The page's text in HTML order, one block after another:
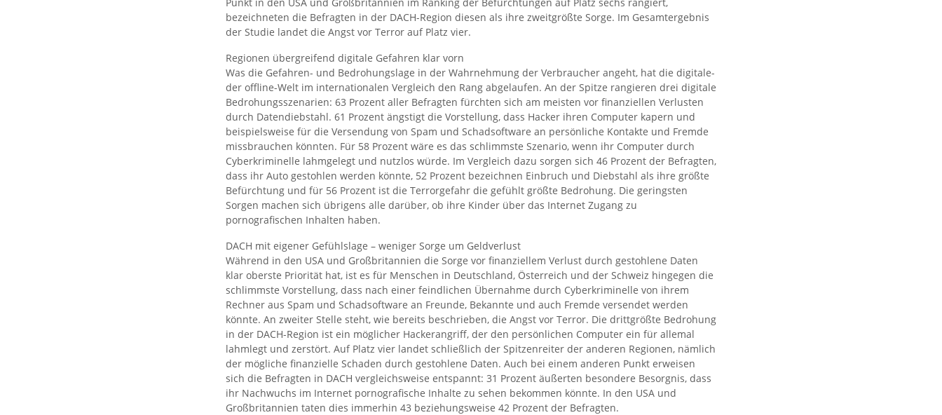
bezeichneten die Befragten in der DACH-Region diesen als ihre zweitgrößte Sorge. Im Gesamtergebnis
der Studie landet die Angst vor Terror auf Platz vier.
Regionen übergreifend digitale Gefahren klar vorn
Was die Gefahren- und Bedrohungslage in der Wahrnehmung der Verbraucher angeht, hat die digitale-
der offline-Welt im internationalen Vergleich den Rang abgelaufen. An der Spitze rangieren drei digitale
Bedrohungsszenarien: 63 Prozent aller Befragten fürchten sich am meisten vor finanziellen Verlusten
durch Datendiebstahl. 61 Prozent ängstigt die Vorstellung, dass Hacker ihren Computer kapern und
beispielsweise für die Versendung von Spam und Schadsoftware an persönliche Kontakte und Fremde
missbrauchen könnten. Für 58 Prozent wäre es das schlimmste Szenario, wenn ihr Computer durch
Cyberkriminelle lahmgelegt und nutzlos würde. Im Vergleich dazu sorgen sich 46 Prozent der Befragten,
dass ihr Auto gestohlen werden könnte, 52 Prozent bezeichnen Einbruch und Diebstahl als ihre größte
Befürchtung und für 56 Prozent ist die Terrorgefahr die gefühlt größte Bedrohung. Die geringsten
Sorgen machen sich übrigens alle darüber, ob ihre Kinder über das Internet Zugang zu
pornografischen Inhalten haben.
DACH mit eigener Gefühlslage – weniger Sorge um Geldverlust
Während in den USA und Großbritannien die Sorge vor finanziellem Verlust durch gestohlene Daten
klar oberste Priorität hat, ist es für Menschen in Deutschland, Österreich und der Schweiz hingegen die
schlimmste Vorstellung, dass nach einer feindlichen Übernahme durch Cyberkriminelle von ihrem
Rechner aus Spam und Schadsoftware an Freunde, Bekannte und auch Fremde versendet werden
könnte. An zweiter Stelle steht, wie bereits beschrieben, die Angst vor Terror. Die drittgrößte Bedrohung
in der DACH-Region ist ein möglicher Hackerangriff, der den persönlichen Computer ein für allemal
lahmlegt und zerstört. Auf Platz vier landet schließlich der Spitzenreiter der anderen Regionen, nämlich
der mögliche finanzielle Schaden durch gestohlene Daten. Auch bei einem anderen Punkt erweisen
sich die Befragten in DACH vergleichsweise entspannt: 31 Prozent äußerten besondere Besorgnis, dass
ihr Nachwuchs im Internet pornografische Inhalte zu sehen bekommen könnte. In den USA und
Großbritannien taten dies immerhin 43 beziehungsweise 42 Prozent der Befragten.